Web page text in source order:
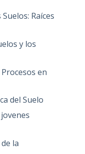
Raíces
y los
en
del Suelo
la